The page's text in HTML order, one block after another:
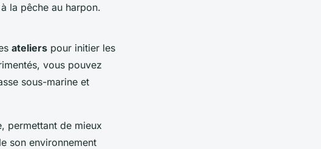
la pêche au harpon.
ateliers pour initier les
vous pouvez
sous-marine et
permettant de mieux
son environnement